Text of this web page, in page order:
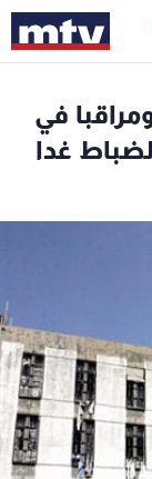
ومراقبا في
غدا